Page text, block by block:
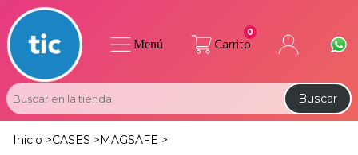
Carrito
0
Buscar
Menú
Inicio >CASES > MAGSAFE >